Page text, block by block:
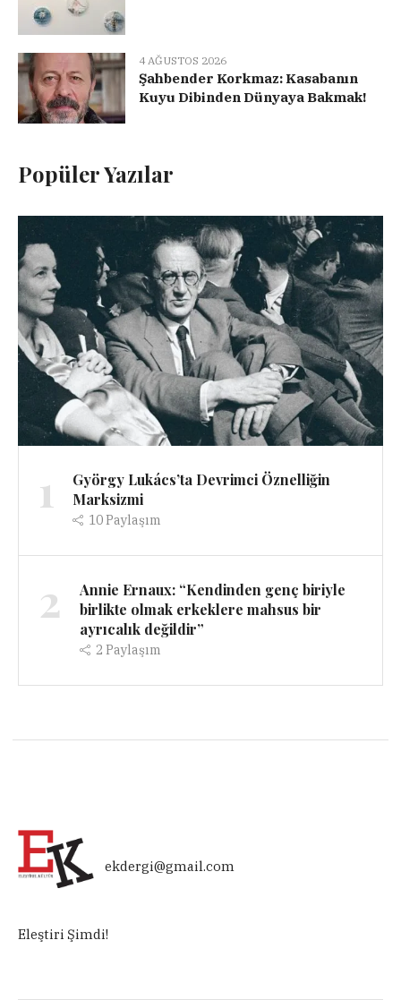
4 AĞUSTOS 2026
Şahbender Korkmaz: Kasabanın
Kuyu Dibinden Dünyaya Bakmak!
Popüler Yazılar
1
György Lukács’ta Devrimci Öznelliğin
Marksizmi
10Paylaşım
2
Annie Ernaux: “Kendinden genç biriyle
birlikte olmak erkeklere mahsus bir
ayrıcalık değildir”
2 Paylaşım
ekdergi@gmail.com
Eleştiri Şimdi!